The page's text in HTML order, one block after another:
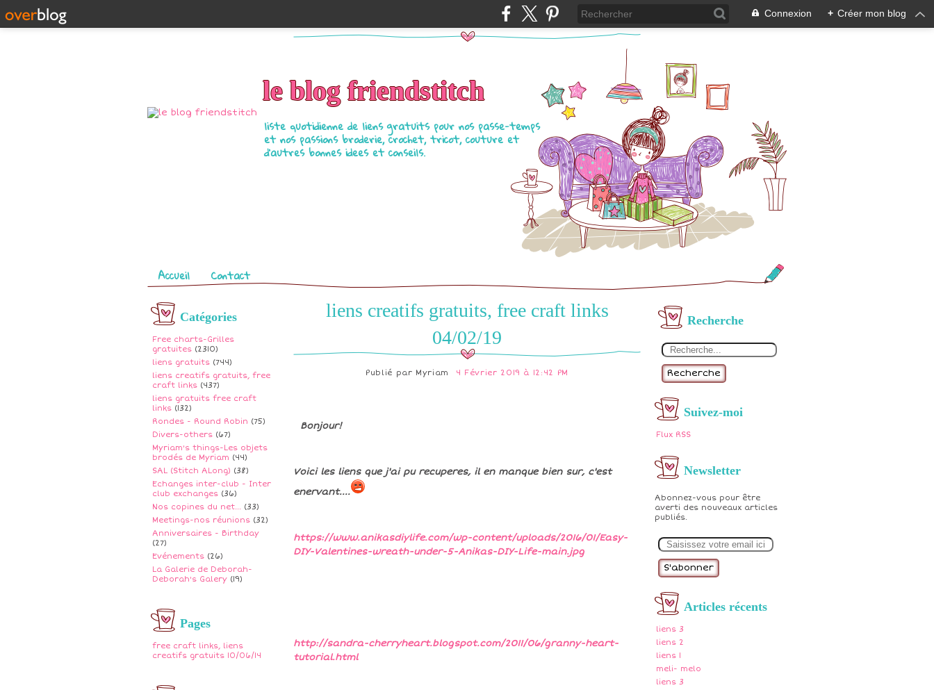
Connexion + Créer mon blog
le blog friendstitch
liste quotidienne de liens gratuits pour nos passe-temps
et nos passions broderie, crochet, tricot, couture et
d'autres bonnes idees et conseils.
Pages
Accueil Contact
Catégories
Free charts-Grilles
gratuites (2310)
liens gratuits (744)
liens creatifs gratuits, free
craft links (437)
liens gratuits free craft
links (132)
Rondes - Round Robin (75)
Divers-others (67)
Myriam's things-Les objets
brodés de Myriam (44)
SAL (Stitch ALong) (38)
Echanges inter-club - Inter
club exchanges (36)
Nos copines du net... (33)
Meetings-nos réunions (32)
Anniversaires - Birthday
(27)
Evénements (26)
La Galerie de Deborah-
Deborah's Galery (19)
Pages
free craft links, liens
creatifs gratuits 10/06/14
Recherche
Recherche
Suivez-moi
Flux RSS
Newsletter
Abonnez-vous pour être
averti des nouveaux articles
publiés.
m
Articles récents
liens 3
liens 2
liens 1
meli- melo
liens 3
liens creatifs gratuits, free craft links
04/02/19
Publié par Myriam 4 Février 2019 à 12:42 PM
Bonjour!
Voici les liens que j'ai pu recuperes, il en manque bien sur, c'est
enervant....
https://www.anikasdiylife.com/wp-content/uploads/2016/01/Easy-
DIY-Valentines-wreath-under-5-Anikas-DIY-Life-main.jpg
http://sandra-cherryheart.blogspot.com/2011/06/granny-heart-
tutorial.html